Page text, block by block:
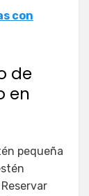
con
de
en
pequeña